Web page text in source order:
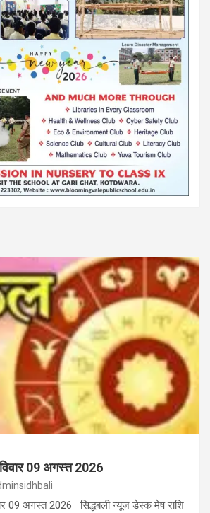
09 अगस्त 2026
09 अगस्त 2026 सिद्धबली न्यूज़ डेस्क मेष राशि